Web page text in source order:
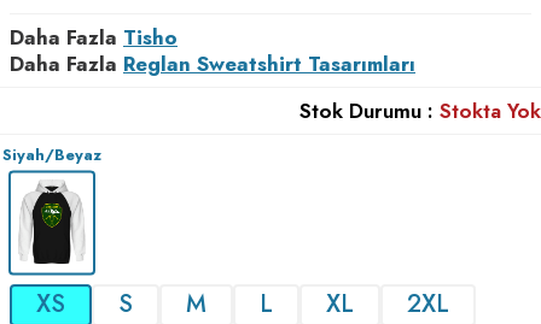
Daha Fazla Tisho
Daha Fazla Reglan Sweatshirt Tasarımları
Stok Durumu : Stokta Yok
Siyah/Beyaz
XS S M L XL
2XL